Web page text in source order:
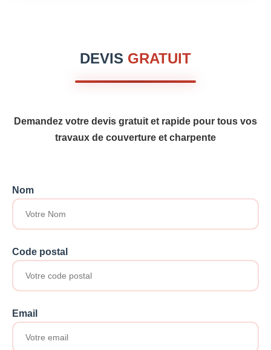
DEVIS GRATUIT
Demandez votre devis gratuit et rapide pour tous vos
travaux de couverture et charpente
Nom
Code postal
Email